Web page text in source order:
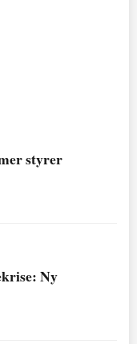
styrer
Ny